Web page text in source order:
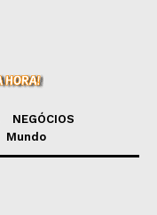
NEGÓCIOS
Mundo